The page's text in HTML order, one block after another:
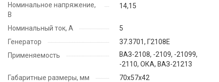
Номинальное напряжение,
В
14,15
Номинальный ток, А
5
Генератор
37.3701, Г2108Е
Применяемость
ВАЗ-2108, -2109, -21099,
-2110, ОКА, ВАЗ-21213
Габаритные размеры, мм
70х57х42